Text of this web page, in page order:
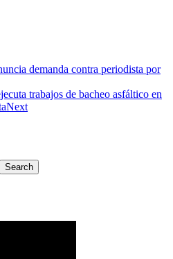
demanda contra periodista por
trabajos de bacheo asfáltico en
Next
Search